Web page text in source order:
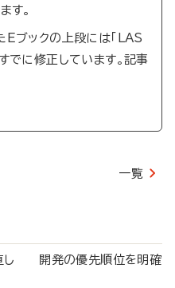
す。
ブックの上段には「LAS
でに修正しています。記事
一覧
）
直し 開発の優先順位を明確